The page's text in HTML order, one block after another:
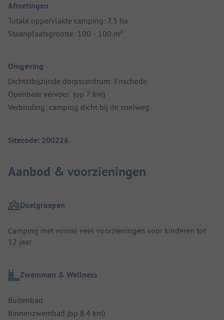
Afmetingen
Totale oppervlakte camping: 7,5 ha
Staanplaatsgrootte: 100 - 100 m²
Omgeving
Dichtstbijzijnde dorpscentrum: Enschede
Openbaar vervoer: (op 7 km)
Verbinding: camping dicht bij de snelweg
Sitecode: 200226
Aanbod & voorzieningen
Doelgroepen
Camping met vooral veel voorzieningen voor kinderen tot
12 jaar
Zwemmen & Wellness
Buitenbad
Binnenzwembad (op 8.4 km)